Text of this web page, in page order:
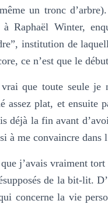
un tronc
à Raphaël Winter,
institution de
ce n’est que le
vrai que toute seule
assez plat, et ensuite
déjà la fin avant
à me convaincre
j’avais vraiment tort
de la bit-lit.
concerne la vie